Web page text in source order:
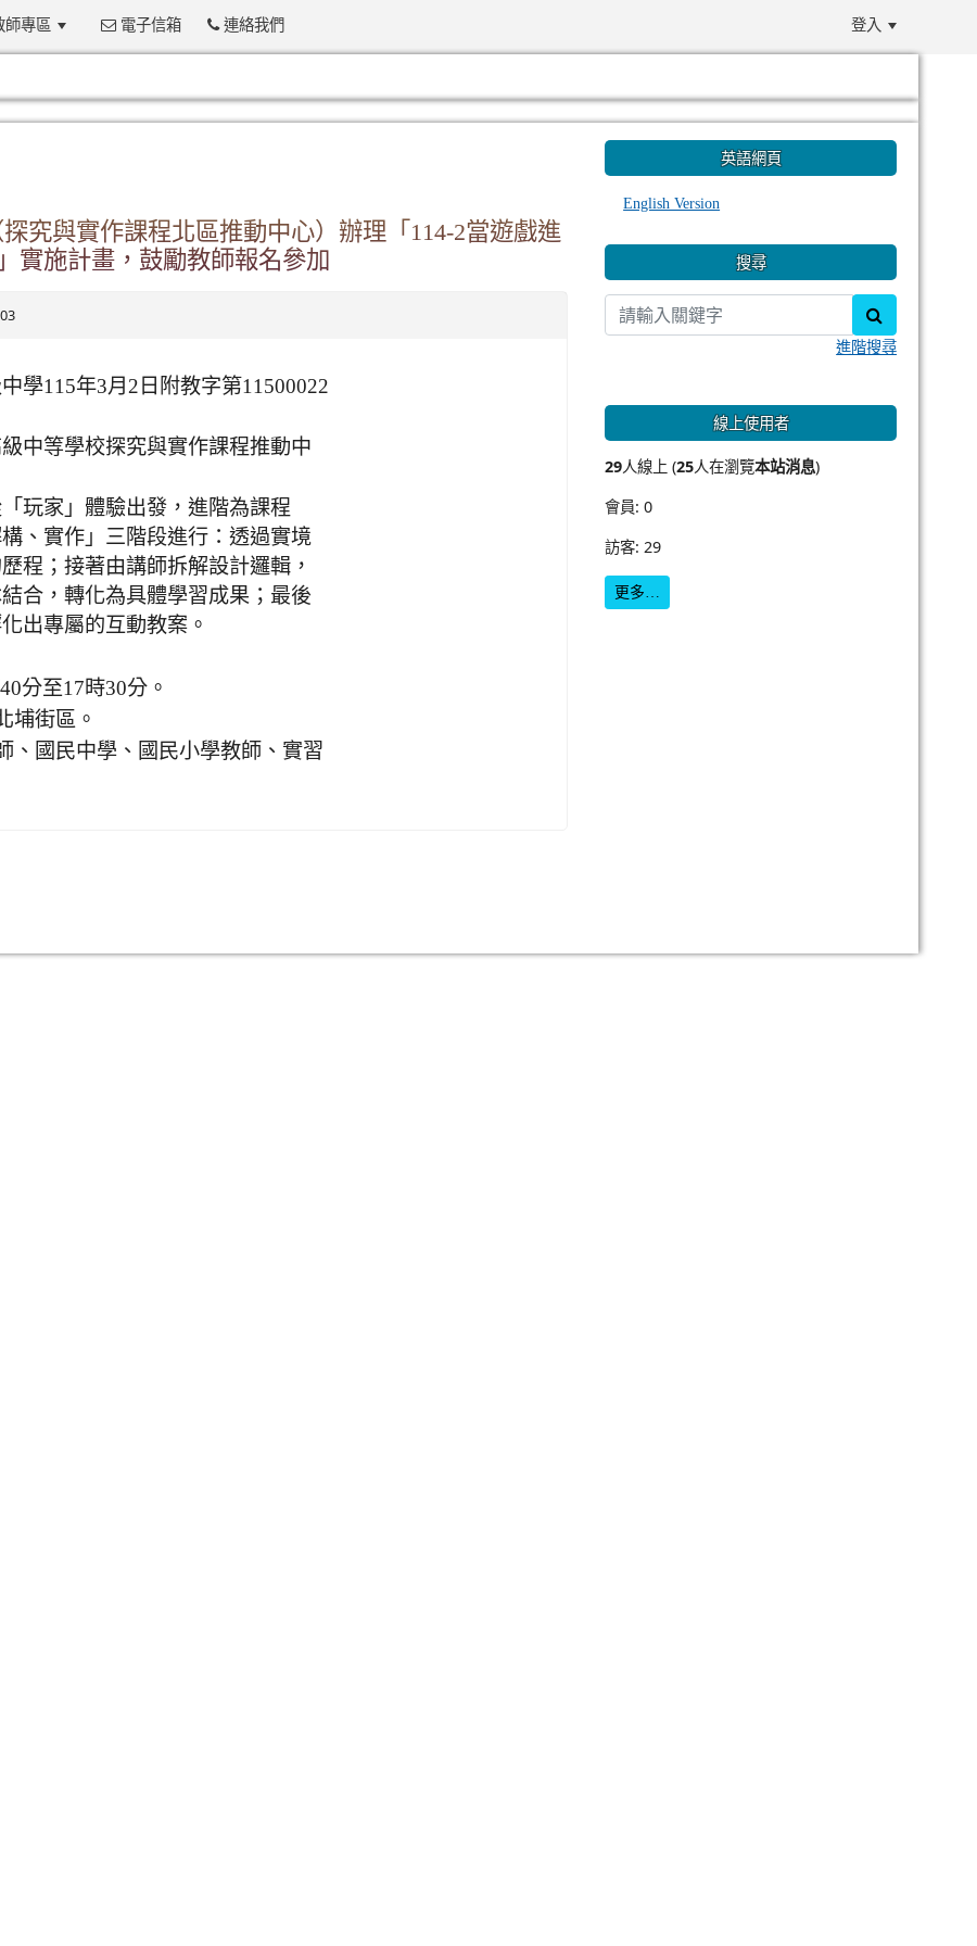
師專區 電子信箱 連絡我們 登入
究與實作課程北區推動中心）辦理「114-2當遊戲進
實施計畫，鼓勵教師報名參加
學115年3月2日附教字第11500022
中等學校探究與實作課程推動中
玩家」體驗出發，進階為課程
、實作」三階段進行：透過實境
程；接著由講師拆解設計邏輯，
合，轉化為具體學習成果；最後
出專屬的互動教案。
分至17時30分。
埔街區。
、國民中學、國民小學教師、實習
英語網頁
English Version
搜尋
進階搜尋
線上使用者
29人線上 (25人在瀏覽本站消息)
會員: 0
訪客: 29
更多…